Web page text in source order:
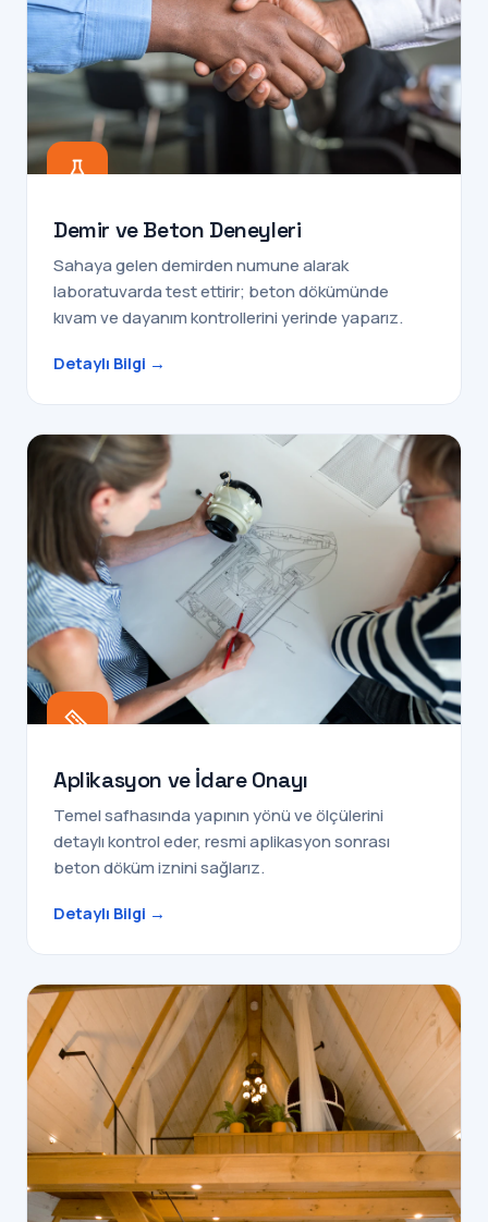
Demir ve Beton Deneyleri
Sahaya gelen demirden numune alarak
laboratuvarda test ettirir; beton dökümünde
kıvam ve dayanım kontrollerini yerinde yaparız.
Detaylı Bilgi →
Aplikasyon ve İdare Onayı
Temel safhasında yapının yönü ve ölçülerini
detaylı kontrol eder, resmi aplikasyon sonrası
beton döküm iznini sağlarız.
Detaylı Bilgi →